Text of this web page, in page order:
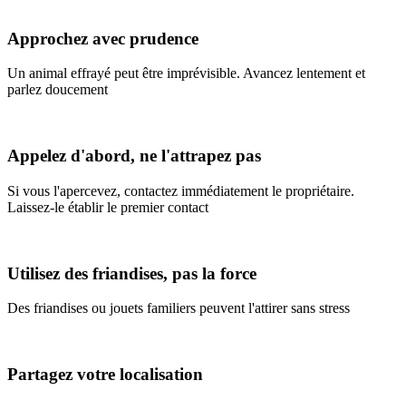
Approchez avec prudence
Un animal effrayé peut être imprévisible. Avancez lentement et
parlez doucement
Appelez d'abord, ne l'attrapez pas
Si vous l'apercevez, contactez immédiatement le propriétaire.
Laissez-le établir le premier contact
Utilisez des friandises, pas la force
Des friandises ou jouets familiers peuvent l'attirer sans stress
Partagez votre localisation